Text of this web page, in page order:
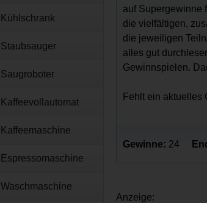
auf Supergewinne
die vielfältigen,
die jeweiligen
alles gut
Gewinnspielen.
Fehlt ein aktuelles
Gewinne: 24
Anzeige:
Kühlschrank
Staubsauger
Saugroboter
Kaffeevollautomat
Kaffeemaschine
Espressomaschine
Waschmaschine